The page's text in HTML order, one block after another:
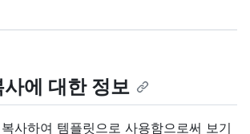
에 대한 정보
사하여 템플릿으로 사용함으로써 보기